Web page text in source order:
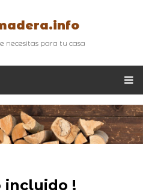
necesitas para tu casa
incluido !